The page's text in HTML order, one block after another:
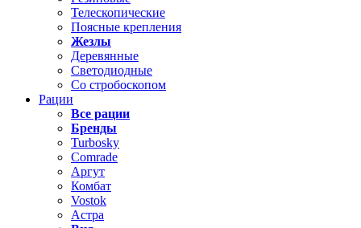
Телескопические
Поясные крепления
Жезлы
Деревянные
Светодиодные
Со стробоскопом
Рации
Все рации
Бренды
Turbosky
Comrade
Аргут
Комбат
Vostok
Астра